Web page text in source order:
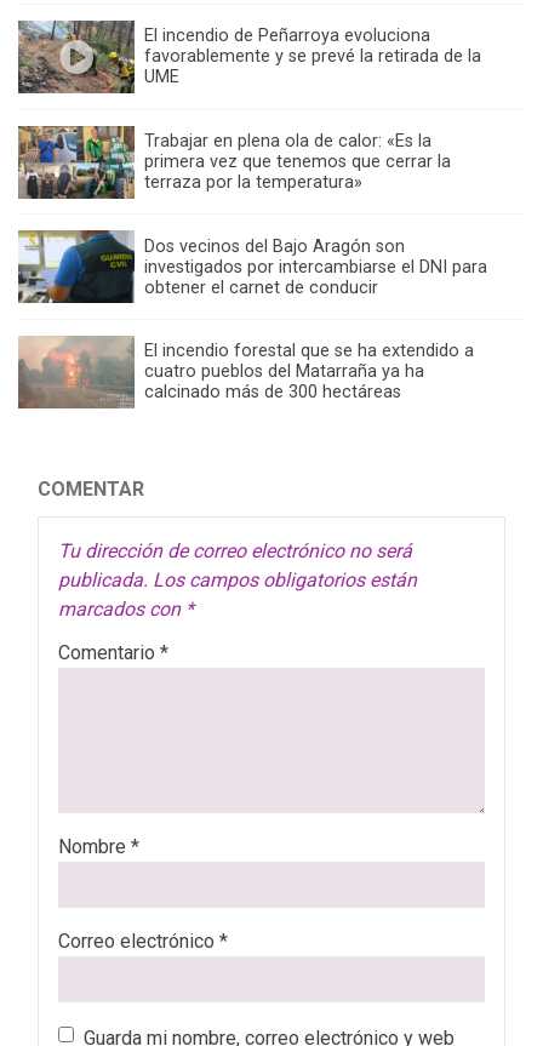
El incendio de Peñarroya evoluciona
favorablemente y se prevé la retirada de la
UME
Trabajar en plena ola de calor: «Es la
primera vez que tenemos que cerrar la
terraza por la temperatura»
Dos vecinos del Bajo Aragón son
investigados por intercambiarse el DNI para
obtener el carnet de conducir
El incendio forestal que se ha extendido a
cuatro pueblos del Matarraña ya ha
calcinado más de 300 hectáreas
COMENTAR
Tu dirección de correo electrónico no será
publicada. Los campos obligatorios están
marcados con *
Comentario *
Nombre *
Correo electrónico *
Guarda mi nombre, correo electrónico y web